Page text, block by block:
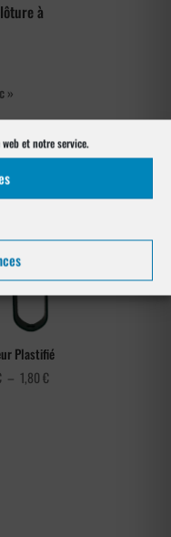
et notre service.
à
»
Plastifié
– 1,80€Plage